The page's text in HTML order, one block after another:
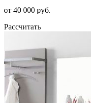
от 40 000 руб.
Рассчитать